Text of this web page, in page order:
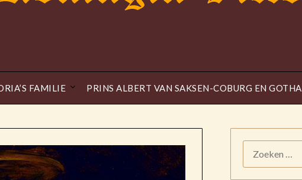
FAMILIE PRINS ALBERT VAN SAKSEN-COBURG EN GOTHA
NAAR: